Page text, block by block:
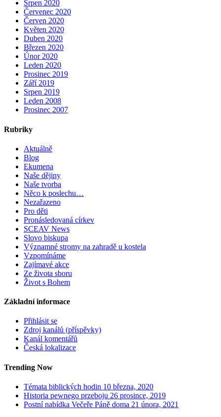
Srpen 2020
Červenec 2020
Červen 2020
Květen 2020
Duben 2020
Březen 2020
Únor 2020
Leden 2020
Prosinec 2019
Září 2019
Srpen 2019
Leden 2008
Prosinec 2007
Rubriky
Aktuálně
Blog
Ekumena
Naše dějiny
Naše tvorba
Něco k poslechu…
Nezařazeno
Pro děti
Pronásledovaná církev
SCEAV News
Slovo biskupa
Významné stromy na zahradě u kostela
Vzpomínáme
Zajímavé akce
Ze života sboru
Život s Bohem
Základní informace
Přihlásit se
Zdroj kanálů (příspěvky)
Kanál komentářů
Česká lokalizace
Trending Now
Témata biblických hodin 10 března, 2020
Historia pewnego przeboju 26 prosince, 2019
Postní nabídka Večeře Páně doma 21 února, 2021